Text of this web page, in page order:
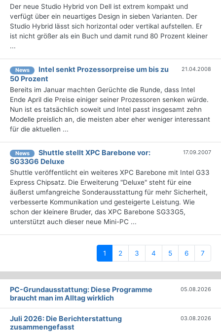
Der neue Studio Hybrid von Dell ist extrem kompakt und
verfügt über ein neuartiges Design in sieben Varianten. Der
Studio Hybrid lässt sich horizontal oder vertikal aufstellen. Er
ist nicht größer als ein Buch und damit rund 80 Prozent kleiner
...
News
Intel senkt Prozessorpreise um bis zu
50 Prozent
21.04.2008
Bereits im Januar machten Gerüchte die Runde, dass Intel
Ende April die Preise einiger seiner Prozessoren senken würde.
Nun ist es tatsächlich soweit und Intel passt insgesamt zehn
Modelle preislich an, die meisten aber eher weniger interessant
für die aktuellen ...
News
Shuttle stellt XPC Barebone vor:
SG33G6 Deluxe
17.09.2007
Shuttle veröffentlicht ein weiteres XPC Barebone mit Intel G33
Express Chipsatz. Die Erweiterung "Deluxe" steht für eine
äußerst umfangreiche Sonderausstattung für mehr Sicherheit,
verbesserte Kommunikation und gesteigerte Leistung. Wie
schon der kleinere Bruder, das XPC Barebone SG33G5,
unterstützt auch dieser neue Mini-PC ...
1 (current)
2 3 4 5 6 7
PC-Grundausstattung: Diese Programme
braucht man im Alltag wirklich
05.08.2026
Juli 2026: Die Bericht­erstattung
zusammengefasst
03.08.2026